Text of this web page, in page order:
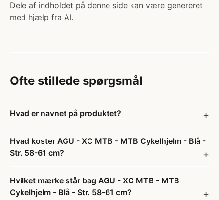
Dele af indholdet på denne side kan være genereret
med hjælp fra AI.
Ofte stillede spørgsmål
Hvad er navnet på produktet?
Hvad koster AGU - XC MTB - MTB Cykelhjelm - Blå -
Str. 58-61 cm?
Hvilket mærke står bag AGU - XC MTB - MTB
Cykelhjelm - Blå - Str. 58-61 cm?